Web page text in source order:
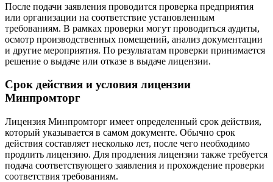
После подачи заявления проводится проверка предприятия
или организации на соответствие установленным
требованиям. В рамках проверки могут проводиться аудиты,
осмотр производственных помещений, анализ документации
и другие мероприятия. По результатам проверки принимается
решение о выдаче или отказе в выдаче лицензии.
Срок действия и условия лицензии
Минпромторг
Лицензия Минпромторг имеет определенный срок действия,
который указывается в самом документе. Обычно срок
действия составляет несколько лет, после чего необходимо
продлить лицензию. Для продления лицензии также требуется
подача соответствующего заявления и прохождение проверки
соответствия требованиям.